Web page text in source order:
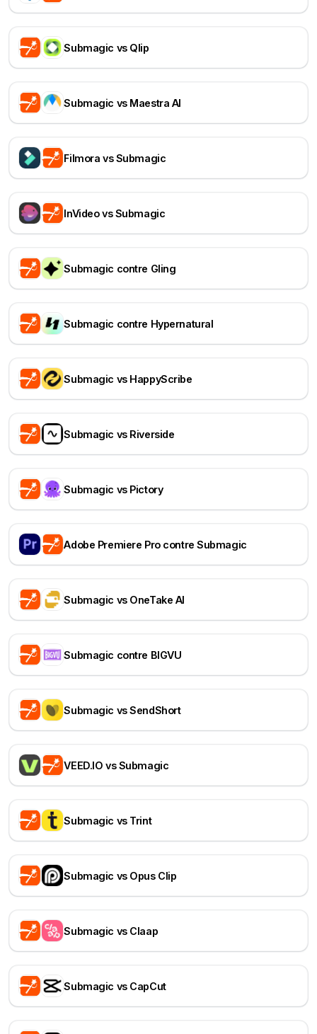
Submagic vs Qlip
Submagic vs Maestra AI
Filmora vs Submagic
InVideo vs Submagic
Submagic contre Gling
Submagic contre Hypernatural
Submagic vs HappyScribe
Submagic vs Riverside
Submagic vs Pictory
Adobe Premiere Pro contre Submagic
Submagic vs OneTake AI
Submagic contre BIGVU
Submagic vs SendShort
VEED.IO vs Submagic
Submagic vs Trint
Submagic vs Opus Clip
Submagic vs Claap
Submagic vs CapCut